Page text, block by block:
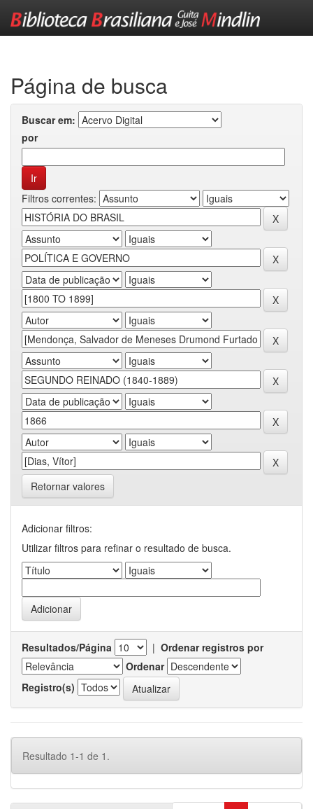
Página de busca
Buscar em:
por
Filtros correntes:
Retornar valores
Adicionar filtros:
Utilizar filtros para refinar o resultado de busca.
Resultados/Página | Ordenar registros por
Ordenar
Registro(s)
Resultado 1-1 de 1.